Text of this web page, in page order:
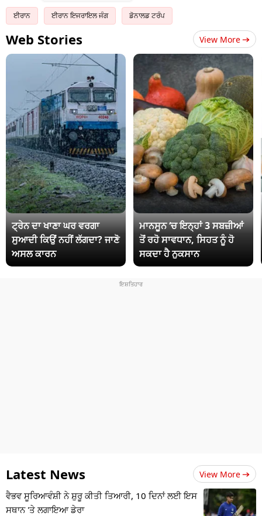
ਈਰਾਨ ਈਰਾਨ ਇਜਰਾਇਲ ਜੰਗ ਡੋਨਾਲਡ ਟਰੰਪ
Web Stories View More
ਟ੍ਰੇਨ ਦਾ ਖਾਣਾ ਘਰ ਵਰਗਾ
ਸੁਆਦੀ ਕਿਉਂ ਨਹੀਂ ਲੱਗਦਾ? ਜਾਣੋ
ਅਸਲ ਕਾਰਨ
ਮਾਨਸੂਨ ‘ਚ ਇਨ੍ਹਾਂ 3 ਸਬਜ਼ੀਆਂ
ਤੋਂ ਰਹੋ ਸਾਵਧਾਨ, ਸਿਹਤ ਨੂੰ ਹੋ
ਸਕਦਾ ਹੈ ਨੁਕਸਾਨ
Latest News View More
ਵੈਭਵ ਸੂਰਿਆਵੰਸ਼ੀ ਨੇ ਸ਼ੁਰੂ ਕੀਤੀ ਤਿਆਰੀ, 10 ਦਿਨਾਂ ਲਈ ਇਸ
ਸਥਾਨ 'ਤੇ ਲਗਾਇਆ ਡੇਰਾ